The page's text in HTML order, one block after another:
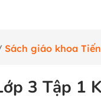
Sách giáo khoa
3 Tập 1